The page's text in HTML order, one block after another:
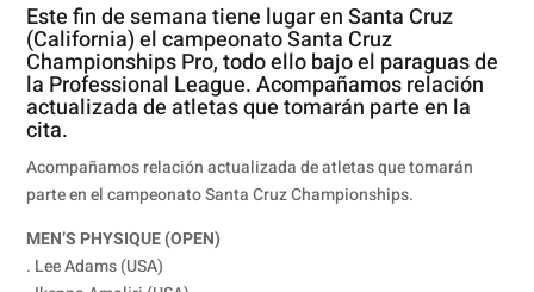
Este fin de semana tiene lugar en Santa Cruz
(California) el campeonato Santa Cruz
Championships Pro, todo ello bajo el paraguas de
la Professional League. Acompañamos relación
actualizada de atletas que tomarán parte en la
cita.
Acompañamos relación actualizada de atletas que tomarán
parte en el campeonato Santa Cruz Championships.
MEN’S PHYSIQUE (OPEN)
. Lee Adams (USA)